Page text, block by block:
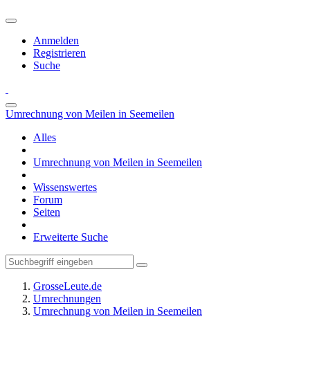
Anmelden
Registrieren
Suche
Umrechnung von Meilen in Seemeilen
Alles
Umrechnung von Meilen in Seemeilen
Wissenswertes
Forum
Seiten
Erweiterte Suche
GrosseLeute.de
Umrechnungen
Umrechnung von Meilen in Seemeilen